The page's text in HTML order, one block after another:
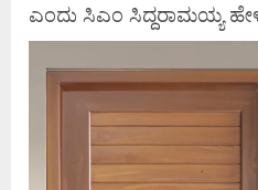
ಎಂದು ಸಿಎಂ ಸಿದ್ದರಾಮಯ್ಯ